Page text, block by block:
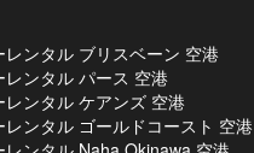
レンタル ブリスベーン 空港
レンタル パース 空港
レンタル ケアンズ 空港
レンタル ゴールドコースト 空港